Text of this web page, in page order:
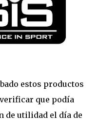
estos productos
que podía
de utilidad el día de